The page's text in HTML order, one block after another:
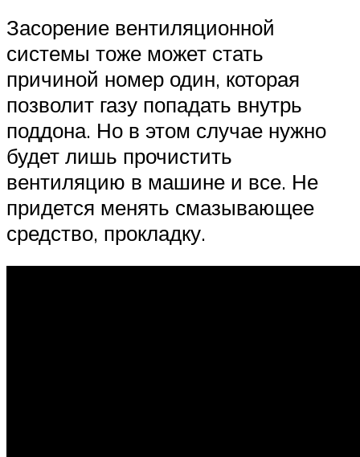
Засорение вентиляционной
системы тоже может стать
причиной номер один, которая
позволит газу попадать внутрь
поддона. Но в этом случае нужно
будет лишь прочистить
вентиляцию в машине и все. Не
придется менять смазывающее
средство, прокладку.